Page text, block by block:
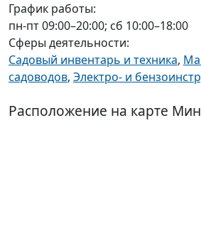
График работы:
пн-пт 09:00–20:00; сб 10:00–18:00
Сферы деятельности:
Садовый инвентарь и техника,
садоводов, Электро- и
Расположение на карте
Документы для ЗАГСа